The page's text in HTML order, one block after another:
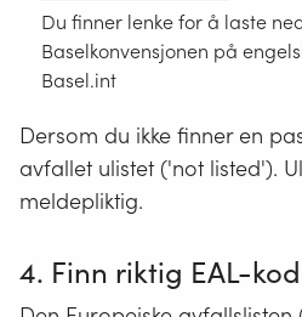
Du finner lenke for å laste
Baselkonvensjonen på
Basel.int
Dersom du ikke finner en
avfallet ulistet ('not listed').
meldepliktig.
4. Finn riktig EAL-